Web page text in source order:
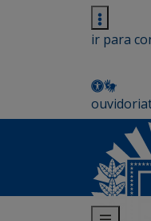
ir para
ouvidoria